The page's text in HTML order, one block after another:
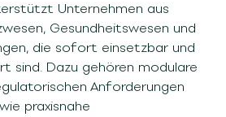
Unternehmen aus
Gesundheitswesen und
die sofort einsetzbar und
sind. Dazu gehören modulare
Anforderungen
praxisnahe